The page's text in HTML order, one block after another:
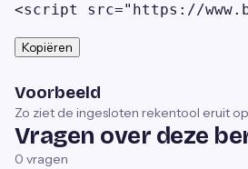
<script src="https://
Kopiëren
Voorbeeld
Zo ziet de ingesloten rekentool eruit
Vragen over deze
0 vragen